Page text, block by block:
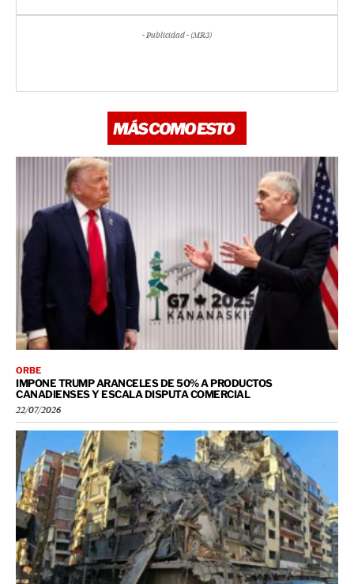
- Publicidad - (MR3)
MÁS COMO ESTO
ORBE
IMPONE TRUMP ARANCELES DE 50% A PRODUCTOS
CANADIENSES Y ESCALA DISPUTA COMERCIAL
22/07/2026